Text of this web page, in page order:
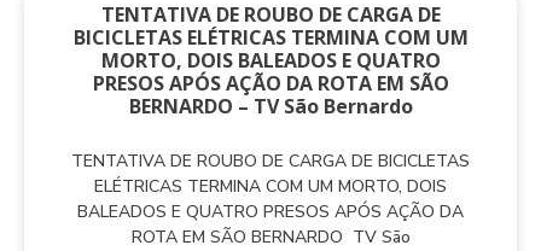
TENTATIVA DE ROUBO DE CARGA DE
BICICLETAS ELÉTRICAS TERMINA COM UM
MORTO, DOIS BALEADOS E QUATRO
PRESOS APÓS AÇÃO DA ROTA EM SÃO
BERNARDO – TV São Bernardo
TENTATIVA DE ROUBO DE CARGA DE BICICLETAS
ELÉTRICAS TERMINA COM UM MORTO, DOIS
BALEADOS E QUATRO PRESOS APÓS AÇÃO DA
ROTA EM SÃO BERNARDO TV São